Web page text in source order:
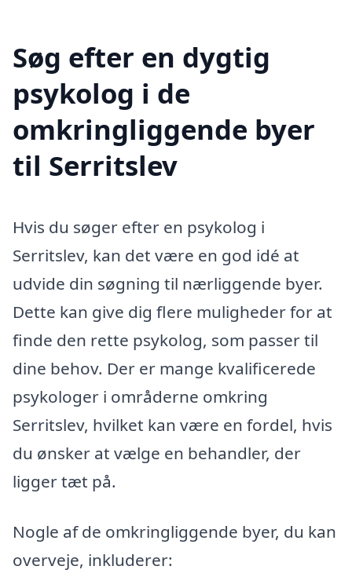
Søg efter en dygtig
psykolog i de
omkringliggende byer
til Serritslev
Hvis du søger efter en psykolog i
Serritslev, kan det være en god idé at
udvide din søgning til nærliggende byer.
Dette kan give dig flere muligheder for at
finde den rette psykolog, som passer til
dine behov. Der er mange kvalificerede
psykologer i områderne omkring
Serritslev, hvilket kan være en fordel, hvis
du ønsker at vælge en behandler, der
ligger tæt på.
Nogle af de omkringliggende byer, du kan
overveje, inkluderer: